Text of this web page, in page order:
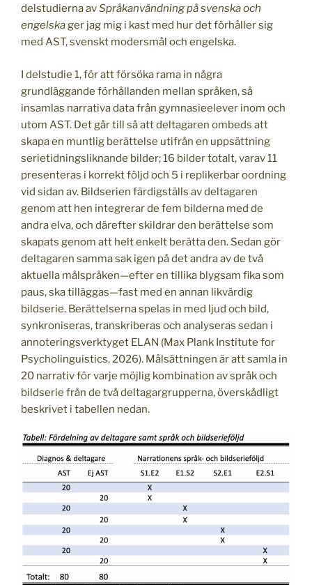
delstudierna avSpråkanvändning på svenska och
engelskager jag mig i kast med hur det förhåller sig
med AST, svenskt modersmål och engelska.
I delstudie 1, för att försöka rama in några
grundläggande förhållanden mellan språken, så
insamlas narrativa data från gymnasieelever inom och
utom AST. Det går till så att deltagaren ombeds att
skapa en muntlig berättelse utifrån en uppsättning
serietidningsliknande bilder; 16 bilder totalt, varav 11
presenteras i korrekt följd och 5 i replikerbar oordning
vid sidan av. Bildserien färdigställs av deltagaren
genom att hen integrerar de fem bilderna med de
andra elva, och därefter skildrar den berättelse som
skapats genom att helt enkelt berätta den. Sedan gör
deltagaren samma sak igen på det andra av de två
aktuella målspråken—efter en tillika blygsam fika som
paus, ska tilläggas—fast med en annan likvärdig
bildserie. Berättelserna spelas in med ljud och bild,
synkroniseras, transkriberas och analyseras sedan i
annoteringsverktyget ELAN (Max Plank Institute for
Psycholinguistics, 2026). Målsättningen är att samla in
20 narrativ för varje möjlig kombination av språk och
bildserie från de två deltagargrupperna, överskådligt
beskrivet i tabellen nedan.